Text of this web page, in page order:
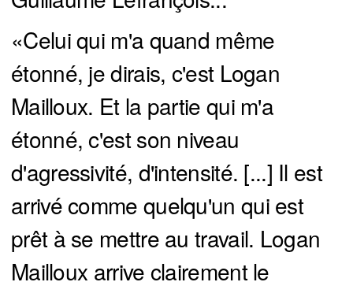
«Celui qui m'a quand même
étonné, je dirais, c'est Logan
Mailloux. Et la partie qui m'a
étonné, c'est son niveau
d'agressivité, d'intensité. [...] Il est
arrivé comme quelqu'un qui est
prêt à se mettre au travail. Logan
Mailloux arrive clairement le